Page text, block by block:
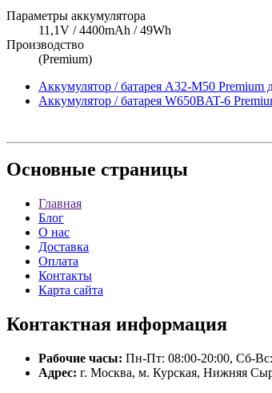
Параметры аккумулятора
11,1V / 4400mAh / 49Wh
Производство
(Premium)
Аккумулятор / батарея A32-M50
Аккумулятор / батарея W650BAT-6
Основные страницы
Главная
Блог
О нас
Доставка
Оплата
Контакты
Карта сайта
Контактная информация
Рабочие часы: Пн-Пт: 08:00-20:00, Сб-
Адрес: г. Москва, м. Курская, Нижняя